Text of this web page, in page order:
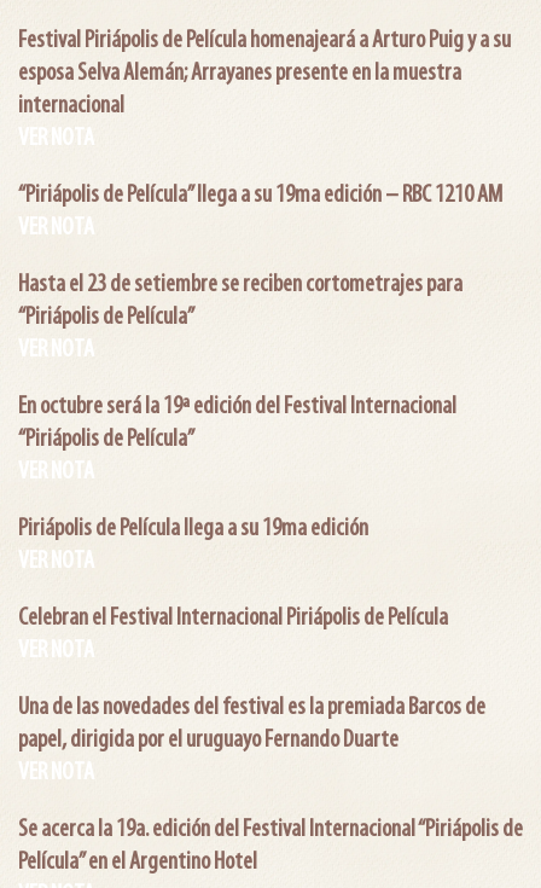
Festival Piriápolis de Película homenajeará a Arturo Puig y a su
esposa Selva Alemán; Arrayanes presente en la muestra
internacional
VER NOTA
“Piriápolis de Película” llega a su 19ma edición – RBC 1210 AM
VER NOTA
Hasta el 23 de setiembre se reciben cortometrajes para
“Piriápolis de Película”
VER NOTA
En octubre será la 19ª edición del Festival Internacional
“Piriápolis de Película”
VER NOTA
Piriápolis de Película llega a su 19ma edición
VER NOTA
Celebran el Festival Internacional Piriápolis de Película
VER NOTA
Una de las novedades del festival es la premiada Barcos de
papel, dirigida por el uruguayo Fernando Duarte
VER NOTA
Se acerca la 19a. edición del Festival Internacional “Piriápolis de
Película” en el Argentino Hotel